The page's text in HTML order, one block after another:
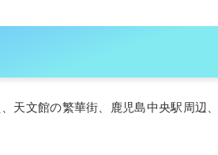
天文館の繁華街、鹿児島中央駅周辺、